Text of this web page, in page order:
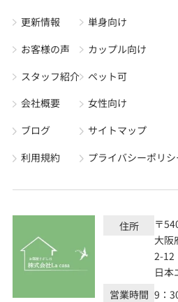
更新情報
お客様の声
スタッフ紹介
会社概要
ブログ
利用規約
単身向け
カップル向け
ペット可
女性向け
サイトマップ
プライバシーポリシ
住所
〒
大阪
2-12
日本
営業時間 9：